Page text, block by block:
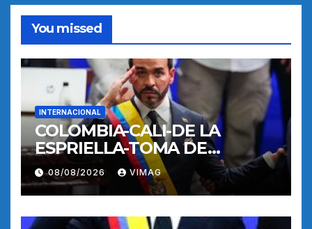
You missed
INTERNACIONAL
COLOMBIA-CALI-DE LA
ESPRIELLA-TOMA DE
POSESION
08/08/2026 VIMAG